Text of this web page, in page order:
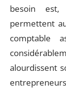
besoin est,
permettent
comptable
alourdissent